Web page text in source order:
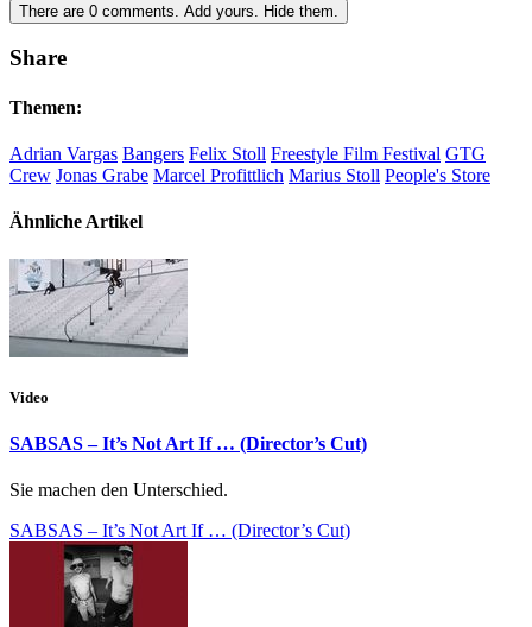
There are 0 comments. Add yours. Hide them.
Share
Themen:
Adrian Vargas Bangers Felix Stoll Freestyle Film Festival GTG
Crew Jonas Grabe Marcel Profittlich Marius Stoll People's Store
Ähnliche Artikel
Video
SABSAS – It’s Not Art If … (Director’s Cut)
Sie machen den Unterschied.
SABSAS – It’s Not Art If … (Director’s Cut)